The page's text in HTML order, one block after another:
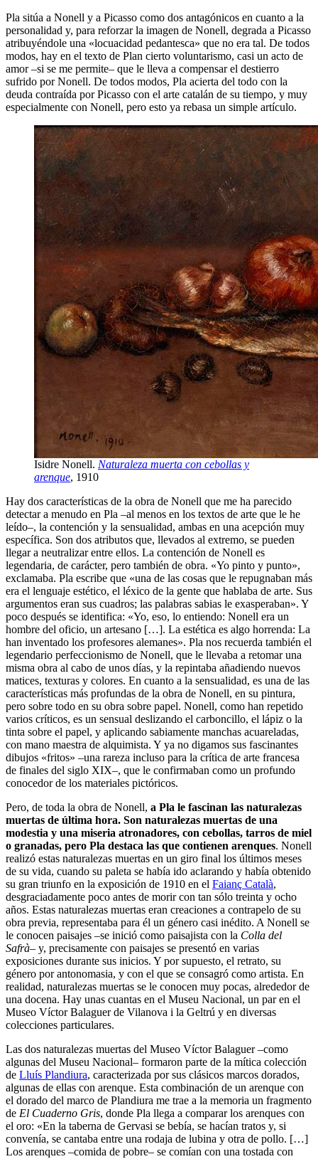
Pla sitúa a Nonell y a Picasso como dos antagónicos en cuanto a la
personalidad y, para reforzar la imagen de Nonell, degrada a Picasso
atribuyéndole una «locuacidad pedantesca» que no era tal. De todos
modos, hay en el texto de Plan cierto voluntarismo, casi un acto de
amor –si se me permite– que le lleva a compensar el destierro
sufrido por Nonell. De todos modos, Pla acierta del todo con la
deuda contraída por Picasso con el arte catalán de su tiempo, y muy
especialmente con Nonell, pero esto ya rebasa un simple artículo.
Isidre Nonell. Naturaleza muerta con cebollas y
arenque, 1910
Hay dos características de la obra de Nonell que me ha parecido
detectar a menudo en Pla –al menos en los textos de arte que le he
leído–, la contención y la sensualidad, ambas en una acepción muy
específica. Son dos atributos que, llevados al extremo, se pueden
llegar a neutralizar entre ellos. La contención de Nonell es
legendaria, de carácter, pero también de obra. «Yo pinto y punto»,
exclamaba. Pla escribe que «una de las cosas que le repugnaban más
era el lenguaje estético, el léxico de la gente que hablaba de arte. Sus
argumentos eran sus cuadros; las palabras sabias le exasperaban». Y
poco después se identifica: «Yo, eso, lo entiendo: Nonell era un
hombre del oficio, un artesano […]. La estética es algo horrenda: La
han inventado los profesores alemanes». Pla nos recuerda también el
legendario perfeccionismo de Nonell, que le llevaba a retomar una
misma obra al cabo de unos días, y la repintaba añadiendo nuevos
matices, texturas y colores. En cuanto a la sensualidad, es una de las
características más profundas de la obra de Nonell, en su pintura,
pero sobre todo en su obra sobre papel. Nonell, como han repetido
varios críticos, es un sensual deslizando el carboncillo, el lápiz o la
tinta sobre el papel, y aplicando sabiamente manchas acuareladas,
con mano maestra de alquimista. Y ya no digamos sus fascinantes
dibujos «fritos» –una rareza incluso para la crítica de arte francesa
de finales del siglo XIX–, que le confirmaban como un profundo
conocedor de los materiales pictóricos.
Pero, de toda la obra de Nonell, a Pla le fascinan las naturalezas
muertas de última hora. Son naturalezas muertas de una
modestia y una miseria atronadores, con cebollas, tarros de miel
o granadas, pero Pla destaca las que contienen arenques. Nonell
realizó estas naturalezas muertas en un giro final los últimos meses
de su vida, cuando su paleta se había ido aclarando y había obtenido
su gran triunfo en la exposición de 1910 en el Faianç Català,
desgraciadamente poco antes de morir con tan sólo treinta y ocho
años. Estas naturalezas muertas eran creaciones a contrapelo de su
obra previa, representaba para él un género casi inédito. A Nonell se
le conocen paisajes –se inició como paisajista con la Colla del
Safrà– y, precisamente con paisajes se presentó en varias
exposiciones durante sus inicios. Y por supuesto, el retrato, su
género por antonomasia, y con el que se consagró como artista. En
realidad, naturalezas muertas se le conocen muy pocas, alrededor de
una docena. Hay unas cuantas en el Museu Nacional, un par en el
Museo Víctor Balaguer de Vilanova i la Geltrú y en diversas
colecciones particulares.
Las dos naturalezas muertas del Museo Víctor Balaguer –como
algunas del Museu Nacional– formaron parte de la mítica colección
de Lluís Plandiura, caracterizada por sus clásicos marcos dorados,
algunas de ellas con arenque. Esta combinación de un arenque con
el dorado del marco de Plandiura me trae a la memoria un fragmento
de El Cuaderno Gris, donde Pla llega a comparar los arenques con
el oro: «En la taberna de Gervasi se bebía, se hacían tratos y, si
convenía, se cantaba entre una rodaja de lubina y otra de pollo. […]
Los arenques –comida de pobre– se comían con una tostada con